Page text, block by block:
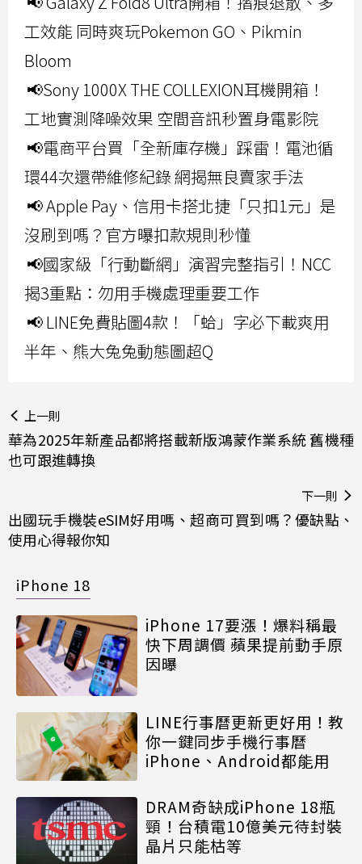
工效能 同時爽玩Pokemon GO、Pikmin
Bloom
📢Sony 1000X THE COLLEXION耳機開箱！
工地實測降噪效果 空間音訊秒置身電影院
📢電商平台買「全新庫存機」踩雷！電池循
環44次還帶維修紀錄 網揭無良賣家手法
📢 Apple Pay、信用卡搭北捷「只扣1元」是
沒刷到嗎？官方曝扣款規則秒懂
📢國家級「行動斷網」演習完整指引！NCC
揭3重點：勿用手機處理重要工作
📢 LINE免費貼圖4款！「蛤」字必下載爽用
半年、熊大兔兔動態圖超Q
上一則
華為2025年新產品都將搭載新版鴻蒙作業系統 舊機種
也可跟進轉換
下一則
出國玩手機裝eSIM好用嗎、超商可買到嗎？優缺點、
使用心得報你知
iPhone 18
iPhone 17要漲！爆料稱最
快下周調價 蘋果提前動手原
因曝
LINE行事曆更新更好用！教
你一鍵同步手機行事曆
iPhone、Android都能用
DRAM奇缺成iPhone 18瓶
頸！台積電10億美元待封裝
晶片只能枯等